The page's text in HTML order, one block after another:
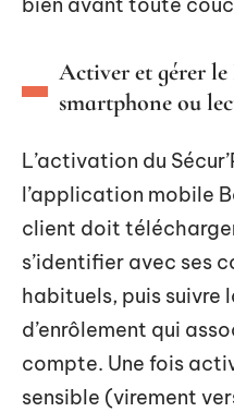
Activer et gérer le
smartphone ou
L’activation du
l’application mobile
client doit
s’identifier avec ses
habituels, puis suivre
d’enrôlement qui
compte. Une fois
sensible (virement